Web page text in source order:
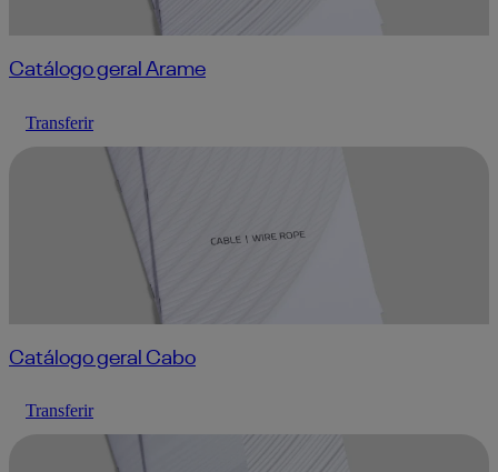
Catálogo geral Arame
Transferir
Catálogo geral Cabo
Transferir